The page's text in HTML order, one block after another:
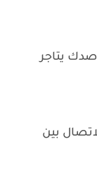
يتاجر
بين